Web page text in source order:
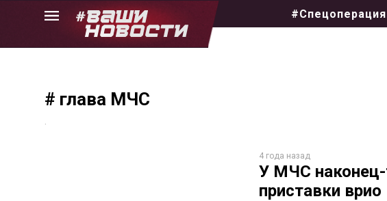
Skip
#Спецоперация
# глава МЧС
4 года назад
У МЧС наконец-
приставки врио